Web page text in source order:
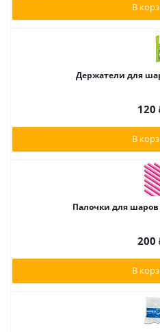
В
Держатели для
120
В
Палочки для
200
В